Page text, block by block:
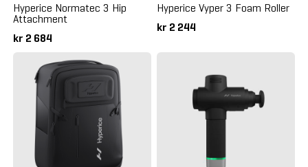
Hyperice Normatec 3 Hip
Attachment
kr 2 684
Hyperice Vyper 3 Foam Roller
kr 2 244